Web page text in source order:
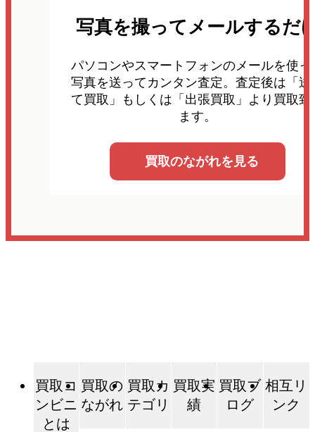
写真を撮ってメールするだ
パソコンやスマートフォンのメールを使っ
写真を送ってカンタン査定。査定後は「送
て買取」もしくは「出張買取」より買取致
ます。
買取のながれを見る
買取コ
ンビニ
とは
買取の
ながれ
買取カ
テゴリ
買取実
績
買取ブ
ログ
相互リ
ンク